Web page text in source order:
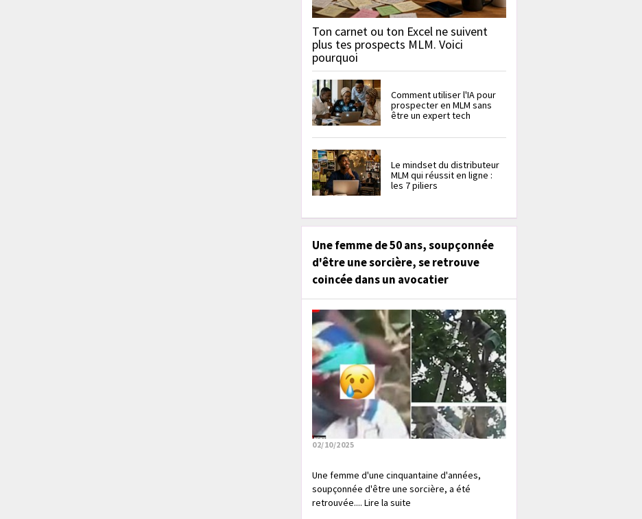
Ton carnet ou ton Excel ne suivent
plus tes prospects MLM. Voici
pourquoi
Comment utiliser l'IA pour
prospecter en MLM sans
être un expert tech
Le mindset du distributeur
MLM qui réussit en ligne :
les 7 piliers
Une femme de 50 ans, soupçonnée
d'être une sorcière, se retrouve
coincée dans un avocatier
02/10/2025
Une femme d'une cinquantaine d'années,
soupçonnée d'être une sorcière, a été
retrouvée.... Lire la suite